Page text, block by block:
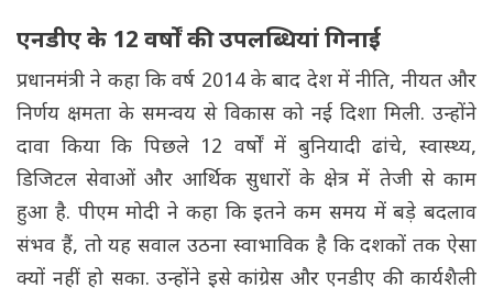
एनडीए के 12 वर्षों की उपलब्धियां गिनाईं
प्रधानमंत्री ने कहा कि वर्ष 2014 के बाद देश में नीति, नीयत और
निर्णय क्षमता के समन्वय से विकास को नई दिशा मिली. उन्होंने
दावा किया कि पिछले 12 वर्षों में बुनियादी ढांचे, स्वास्थ्य,
डिजिटल सेवाओं और आर्थिक सुधारों के क्षेत्र में तेजी से काम
हुआ है. पीएम मोदी ने कहा कि इतने कम समय में बड़े बदलाव
संभव हैं, तो यह सवाल उठना स्वाभाविक है कि दशकों तक ऐसा
क्यों नहीं हो सका. उन्होंने इसे कांग्रेस और एनडीए की कार्यशैली